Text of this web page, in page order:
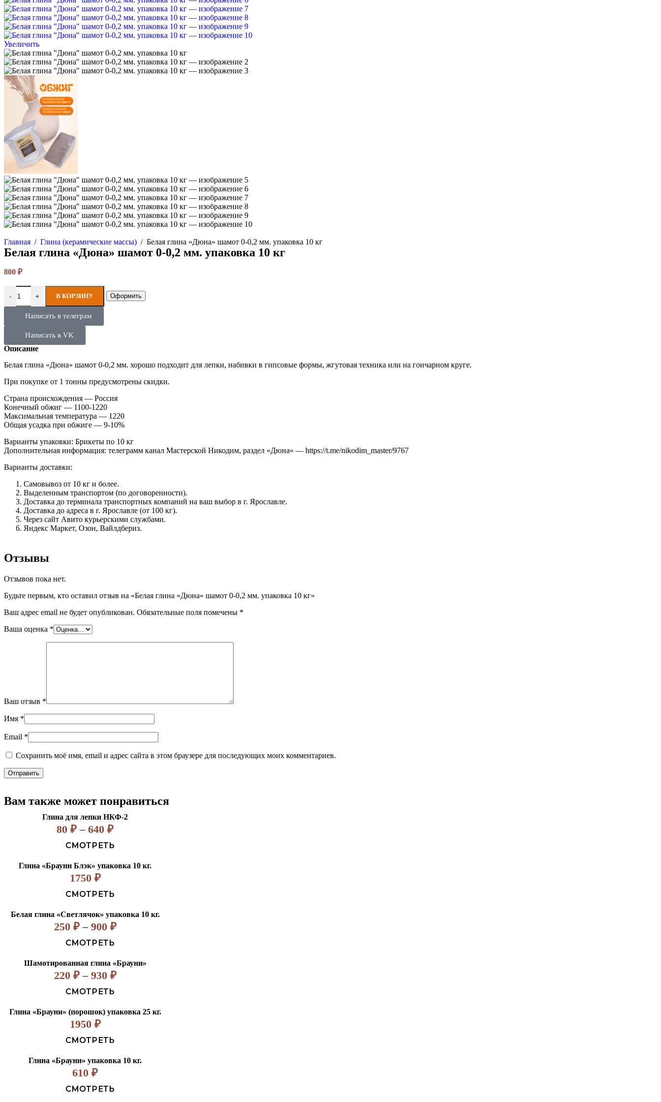
Увеличить
Главная / Глина (керамические массы) / Белая глина «Дюна» шамот 0-0,2 мм. упаковка 10 кг
Белая глина «Дюна» шамот 0-0,2 мм. упаковка 10 кг
800 ₽
- + В КОРЗИНУ Оформить
Написать в телеграм
Написать в VK
Описание
Белая глина «Дюна» шамот 0-0,2 мм. хорошо подходит для лепки, набивки в гипсовые формы, жгутовая техника или на гончарном круге.
При покупке от 1 тонны предусмотрены скидки.
Страна происхождения — Россия
Конечный обжиг — 1100-1220
Максимальная температура — 1220
Общая усадка при обжиге — 9-10%
Варианты упаковки: Брикеты по 10 кг
Дополнительная информация: телеграмм канал Мастерской Никодим, раздел «Дюна» — https://t.me/nikodim_master/9767
Варианты доставки:
Самовывоз от 10 кг и более.
Выделенным транспортом (по договоренности).
Доставка до терминала транспортных компаний на ваш выбор в г. Ярославле.
Доставка до адреса в г. Ярославле (от 100 кг).
Через сайт Авито курьерскими службами.
Яндекс Маркет, Озон, Вайлдбериз.
Отзывы
Отзывов пока нет.
Будьте первым, кто оставил отзыв на «Белая глина «Дюна» шамот 0-0,2 мм. упаковка 10 кг»
Ваш адрес email не будет опубликован. Обязательные поля помечены *
Ваша оценка *
Ваш отзыв *
Имя *
Email *
Сохранить моё имя, email и адрес сайта в этом браузере для последующих моих комментариев.
Вам также может понравиться
Глина для лепки НКФ-2
80 ₽ – 640 ₽
СМОТРЕТЬ
Глина «Брауни Блэк» упаковка 10 кг.
1750 ₽
СМОТРЕТЬ
Белая глина «Светлячок» упаковка 10 кг.
250 ₽ – 900 ₽
СМОТРЕТЬ
Шамотированная глина «Брауни»
220 ₽ – 930 ₽
СМОТРЕТЬ
Глина «Брауни» (порошок) упаковка 25 кг.
1950 ₽
СМОТРЕТЬ
Глина «Брауни» упаковка 10 кг.
610 ₽
СМОТРЕТЬ